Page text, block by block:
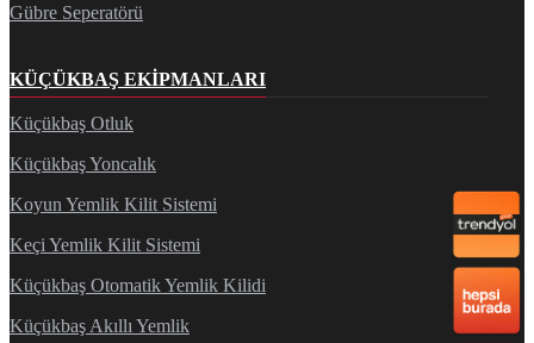
Gübre Seperatörü
KÜÇÜKBAŞ EKIPMANLARI
Küçükbaş Otluk
Küçükbaş Yoncalık
Koyun Yemlik Kilit Sistemi
Keçi Yemlik Kilit Sistemi
Küçükbaş Otomatik Yemlik Kilidi
Küçükbaş Akıllı Yemlik